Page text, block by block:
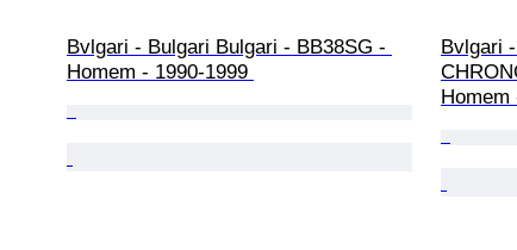
Bvlgari - Bulgari Bulgari - BB38SG -
Homem - 1990-1999
Bvlgari